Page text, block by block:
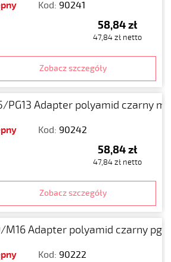
Kod: 90241
58,84 zł
47,84 zł netto
Zobacz szczegóły
PG13 Adapter polyamid czarny m
Kod: 90242
58,84 zł
47,84 zł netto
Zobacz szczegóły
M16 Adapter polyamid czarny pg9
Kod: 90222